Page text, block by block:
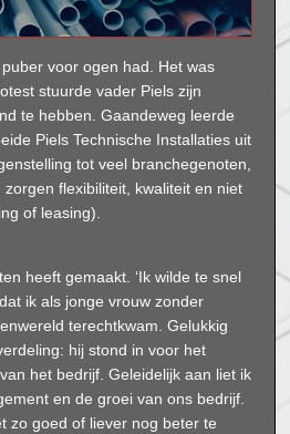
voor ogen had. Het was
stuurde vader Piels zijn
te hebben. Gaandeweg leerde
Piels Technische Installaties uit
tot veel branchegenoten,
flexibiliteit, kwaliteit en niet
of leasing).
heeft gemaakt. ‘Ik wilde te snel
ik als jonge vrouw zonder
terechtkwam. Gelukkig
hij stond in voor het
het bedrijf. Geleidelijk aan liet ik
en de groei van ons bedrijf.
zo goed of liever nog beter te